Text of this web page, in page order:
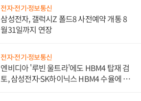
전자·전기·정보통신
삼성전자, 갤럭시Z 폴드8 사전예약 개통 8
월31일까지 연장
전자·전기·정보통신
엔비디아 '루빈 울트라'에도 HBM4 탑재 검
토, 삼성전자·SK하이닉스 HBM4 수율에 주